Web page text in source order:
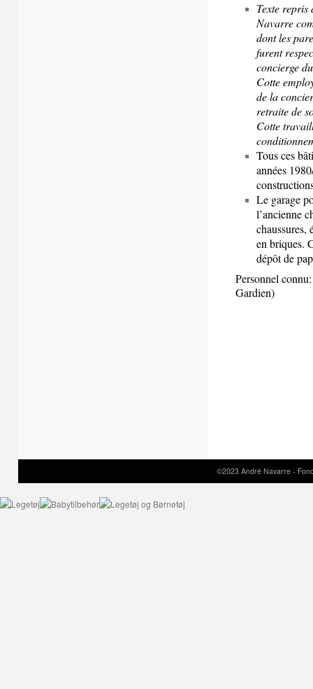
Texte repris
Navarre
dont les
furent
concierge
Cotte
de la
retraite de
Cotte
Tous ces
années
Le garage
l’ancienne
chaussures,
en briques.
dépôt de
Personnel
Gardien)
©2023 André Navarre -